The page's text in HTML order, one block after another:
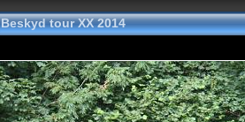
Beskyd tour XX 2014